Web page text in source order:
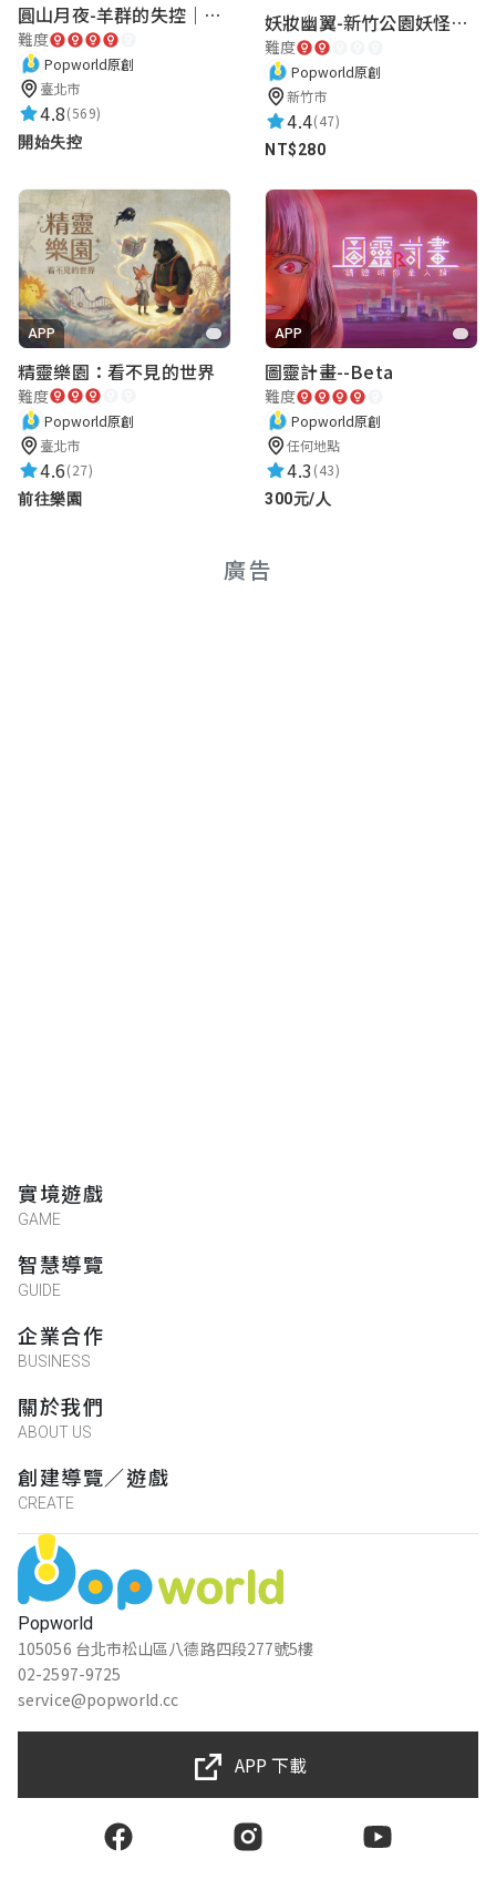
圓山月夜-羊群的失控｜圓山飯店 ARG實境解謎遊戲
難度
Popworld原創
臺北市
4.8(569)
開始失控
妖妝幽翼-新竹公園妖怪懸疑事件
難度
Popworld原創
新竹市
4.4(47)
NT$280
APP
精靈樂園：看不見的世界
難度
Popworld原創
臺北市
4.6(27)
前往樂園
APP
圖靈計畫--Beta
難度
Popworld原創
任何地點
4.3(43)
300元/人
廣告
Popworld
105056 台北市松山區八德路四段277號5樓
02-2597-9725
service@popworld.cc
實境遊戲
GAME
智慧導覽
GUIDE
企業合作
BUSINESS
關於我們
ABOUT US
創建導覽／遊戲
CREATE
APP 下載